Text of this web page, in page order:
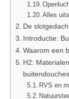
Alles
De
Introductie:
Waarom een
H2:
buitendouches
RVS en